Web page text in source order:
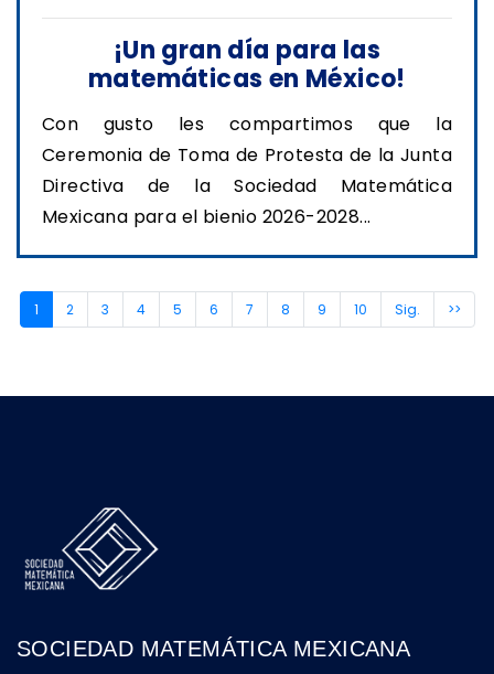
¡Un gran día para las
matemáticas en México!
Con gusto les compartimos que la
Ceremonia de Toma de Protesta de la Junta
Directiva de la Sociedad Matemática
Mexicana para el bienio 2026-2028...
1(current)
2 3 4 5 6 7 8 9 10 Sig. >>
SOCIEDAD MATEMÁTICA MEXICANA